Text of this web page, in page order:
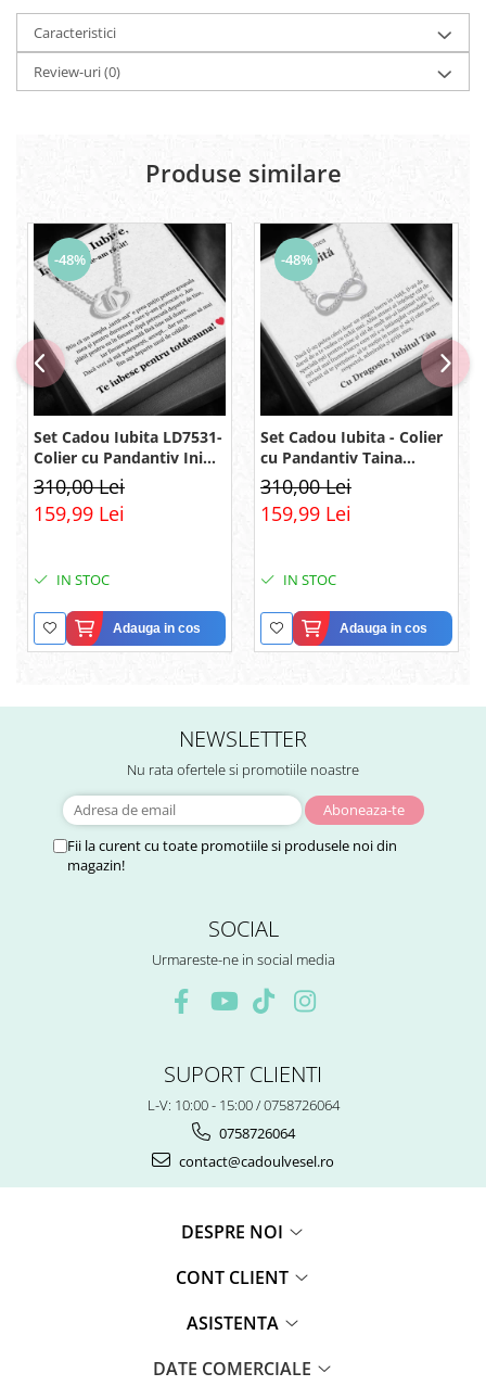
Caracteristici
Review-uri(0)
Produse similare
-48%
Set Cadou Iubita LD7531-
Colier cu Pandantiv Inimi
Pereche din Argint 925
placat cu rodiu, Cutie
Elegantă și Felicitare
310,00 Lei
159,99 Lei
IN STOC
Adauga in cos
-48%
Set Cadou Iubita - Colier
cu Pandantiv Taina
Infinitului din Argint 925
placat cu rodiu, Cutie
Elegantă și Mesaj
310,00 Lei
159,99 Lei
IN STOC
Adauga in cos
NEWSLETTER
Nu rata ofertele si promotiile noastre
Fii la curent cu toate promotiile si produsele noi din
magazin!
SOCIAL
Urmareste-ne in social media
SUPORT CLIENTI
L-V: 10:00 - 15:00 / 0758726064
0758726064
contact@cadoulvesel.ro
DESPRE NOI
CONT CLIENT
ASISTENTA
DATE COMERCIALE